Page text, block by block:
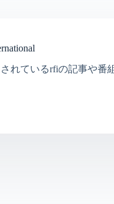
れているrfiの記事や番